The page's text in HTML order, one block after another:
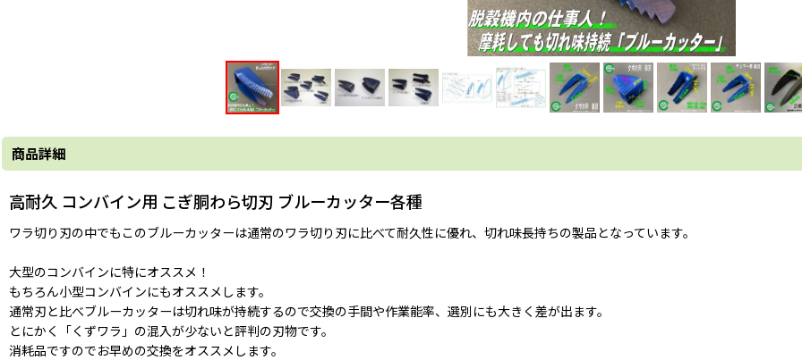
商品詳細
高耐久 コンバイン用 こぎ胴わら切刃 ブルーカッター各種
ワラ切り刃の中でもこのブルーカッターは通常のワラ切り刃に比べて耐久性に優れ、切れ味長持ちの製品となっています。
大型のコンバインに特にオススメ！
もちろん小型コンバインにもオススメします。
通常刃と比べブルーカッターは切れ味が持続するので交換の手間や作業能率、選別にも大きく差が出ます。
とにかく「くずワラ」の混入が少ないと評判の刃物です。
消耗品ですのでお早めの交換をオススメします。